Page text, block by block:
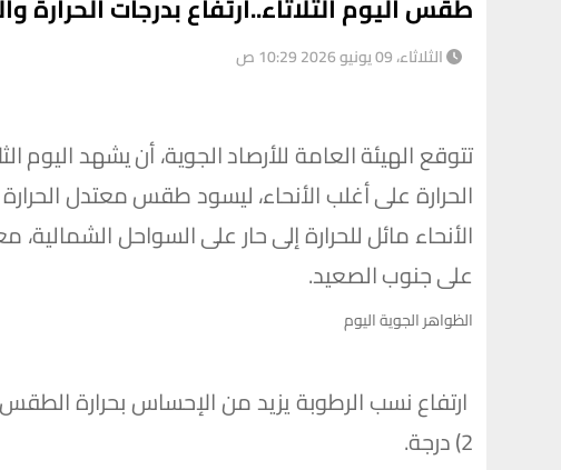
الثلاثاء، 09 يونيو 2026 10:29 ص
الحرارة على أغلب الأنحاء، ل​يسود طقس معتدل الحرارة
الأنحاء مائل للحرارة إلى حار على السواحل الشمالية،
على جنوب الصعيد.
الظواهر الجوية اليوم
2) درجة.